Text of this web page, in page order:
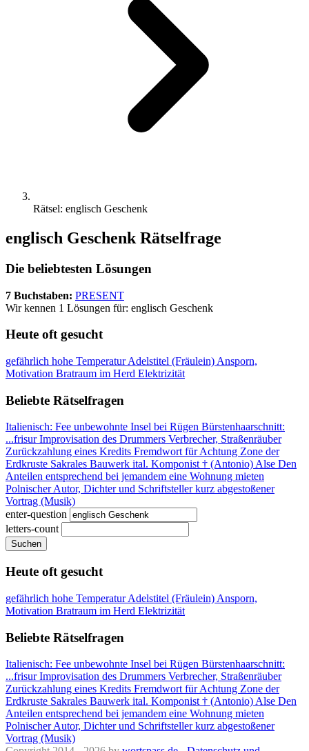
Rätsel: englisch Geschenk
englisch Geschenk Rätselfrage
Die beliebtesten Lösungen
7 Buchstaben: PRESENT
Wir kennen 1 Lösungen für: englisch Geschenk
Heute oft gesucht
gefährlich hohe TemperaturAdelstitel (Fräulein) Ansporn,
Motivation Bratraum im Herd Elektrizität
Beliebte Rätselfragen
Italienisch: Fee unbewohnte Insel bei Rügen Bürstenhaarschnitt:
...frisurImprovisation des Drummers Verbrecher, Straßenräuber
Zurückzahlung eines Kredits Fremdwort für Achtung Zone der
Erdkruste Sakrales Bauwerk ital. Komponist † (Antonio)Alse Den
Anteilen entsprechend bei jemandem eine Wohnung mieten
Polnischer Autor, Dichter und Schriftstellerkurz abgestoßener
Vortrag (Musik)
enter-question
letters-count
Suchen
Heute oft gesucht
gefährlich hohe TemperaturAdelstitel (Fräulein) Ansporn,
Motivation Bratraum im Herd Elektrizität
Beliebte Rätselfragen
Italienisch: Fee unbewohnte Insel bei Rügen Bürstenhaarschnitt:
...frisurImprovisation des Drummers Verbrecher, Straßenräuber
Zurückzahlung eines Kredits Fremdwort für Achtung Zone der
Erdkruste Sakrales Bauwerk ital. Komponist † (Antonio) Alse Den
Anteilen entsprechend bei jemandem eine Wohnung mieten
Polnischer Autor, Dichter und Schriftstellerkurz abgestoßener
Vortrag (Musik)